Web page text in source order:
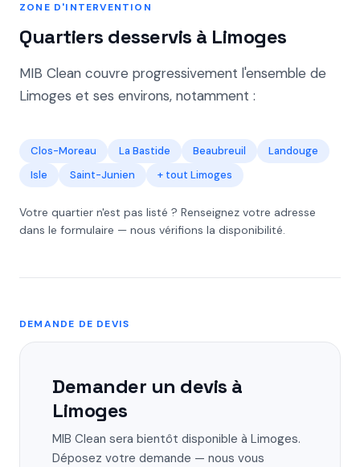
ZONE D'INTERVENTION
Quartiers desservis à Limoges
MIB Clean couvre progressivement l'ensemble de
Limoges et ses environs, notamment :
Clos-Moreau La Bastide Beaubreuil
Landouge
Isle
Saint-Junien + tout Limoges
Votre quartier n'est pas listé ? Renseignez votre adresse
dans le formulaire — nous vérifions la disponibilité.
DEMANDE DE DEVIS
Demander un devis à
Limoges
MIB Clean sera bientôt disponible à Limoges.
Déposez votre demande — nous vous